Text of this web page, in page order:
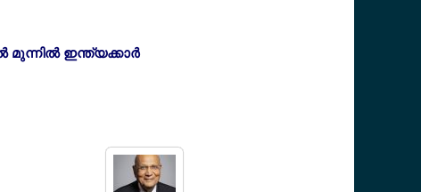
മുന്നില്‍ ഇന്ത്യക്കാര്‍